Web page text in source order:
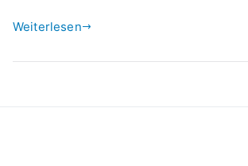
Weiterlesen